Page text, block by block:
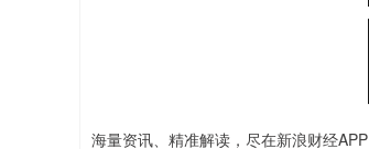
海量资讯、精准解读，尽在新浪财经APP